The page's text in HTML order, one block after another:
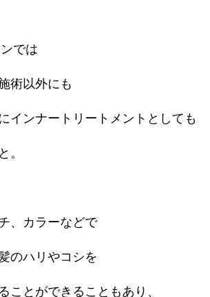
では
術以外にも
インナートリートメントとしても
。
、カラーなどで
のハリやコシを
ことができることもあり、